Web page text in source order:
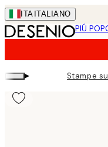
Skip
to
main
ITA ITALIANO
PIÚ
▸ Stampe